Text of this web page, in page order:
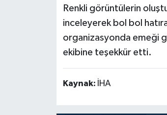
Renkli görüntülerin
inceleyerek bol bol
organizasyonda emeği
ekibine teşekkür etti.
Kaynak: İHA